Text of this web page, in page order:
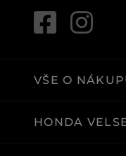
VŠE O
HONDA